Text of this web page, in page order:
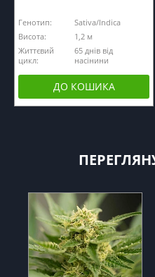
Генотип:
Sativa/Indica
Висота:
1,2 м
Життєвий
цикл:
65 днів від
насінини
ДО КОШИКА